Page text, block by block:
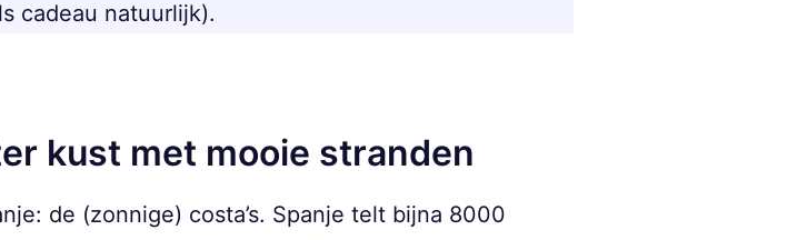
cadeau natuurlijk).
kust met mooie stranden
de (zonnige) costa’s. Spanje telt bijna 8000